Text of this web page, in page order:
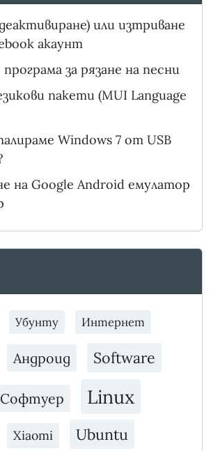
или изтриване
акаунт
за рязане на песни
пакети (MUI Language
Windows 7 от USB
на Google Android емулатор
Убунту Интернет
Андроид Software
Софтуер Linux
Xiaomi Ubuntu